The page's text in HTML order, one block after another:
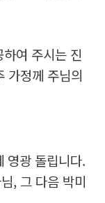
여 주시는 진
가정께 주님의
영광 돌립니다.
, 그 다음 박미